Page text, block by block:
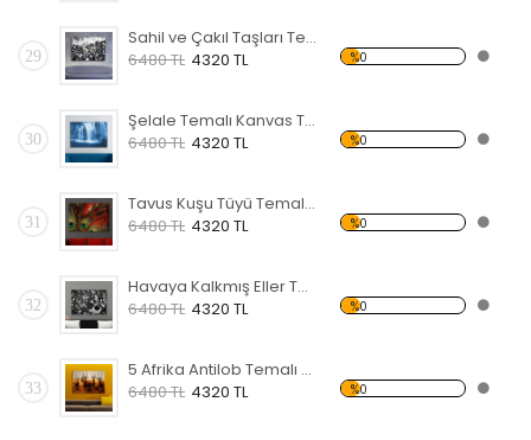
29
Sahil ve Çakıl Taşları Temalı Kanvas Tablo
6480 TL 4320 TL %0
30
Şelale Temalı Kanvas Tablo
6480 TL 4320 TL %0
31
Tavus Kuşu Tüyü Temalı Kanvas Tablo
6480 TL 4320 TL %0
32
Havaya Kalkmış Eller Temalı Kanvas Tablo
6480 TL 4320 TL %0
33
5 Afrika Antilob Temalı Kanvas Tablo
6480 TL 4320 TL %0